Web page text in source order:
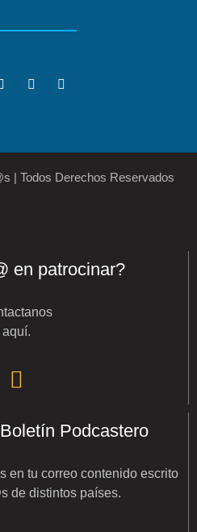
| Todos Derechos Reservados
en patrocinar?
aquí.
Podcastero
en tu correo contenido escrito
de distintos países.